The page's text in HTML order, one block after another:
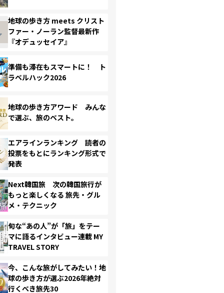
地球の歩き方 meets クリスト
ファー・ノーラン監督最新作
『オデュッセイア』
準備も滞在もスマートに！ ト
ラベルハック2026
地球の歩き方アワード みんな
で選ぶ、旅のベスト。
エアラインランキング 読者の
投票をもとにランキング形式で
発表
Next韓国旅 次の韓国旅行が
もっと楽しくなる 旅先・グル
メ・テクニック
旬な“あの人”が「旅」をテー
マに語るインタビュー連載 MY
TRAVEL STORY
今、こんな旅がしてみたい！地
球の歩き方が選ぶ2026年絶対
行くべき旅先30